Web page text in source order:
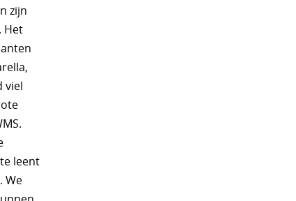
zijn
Het
viel
leent
We